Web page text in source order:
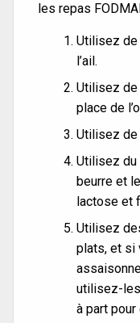
les repas
Utilisez de
l’ail.
Utilisez de
place de
Utilisez de
Utilisez du
beurre et
lactose et
Utilisez
plats, et si
utilisez-
à part